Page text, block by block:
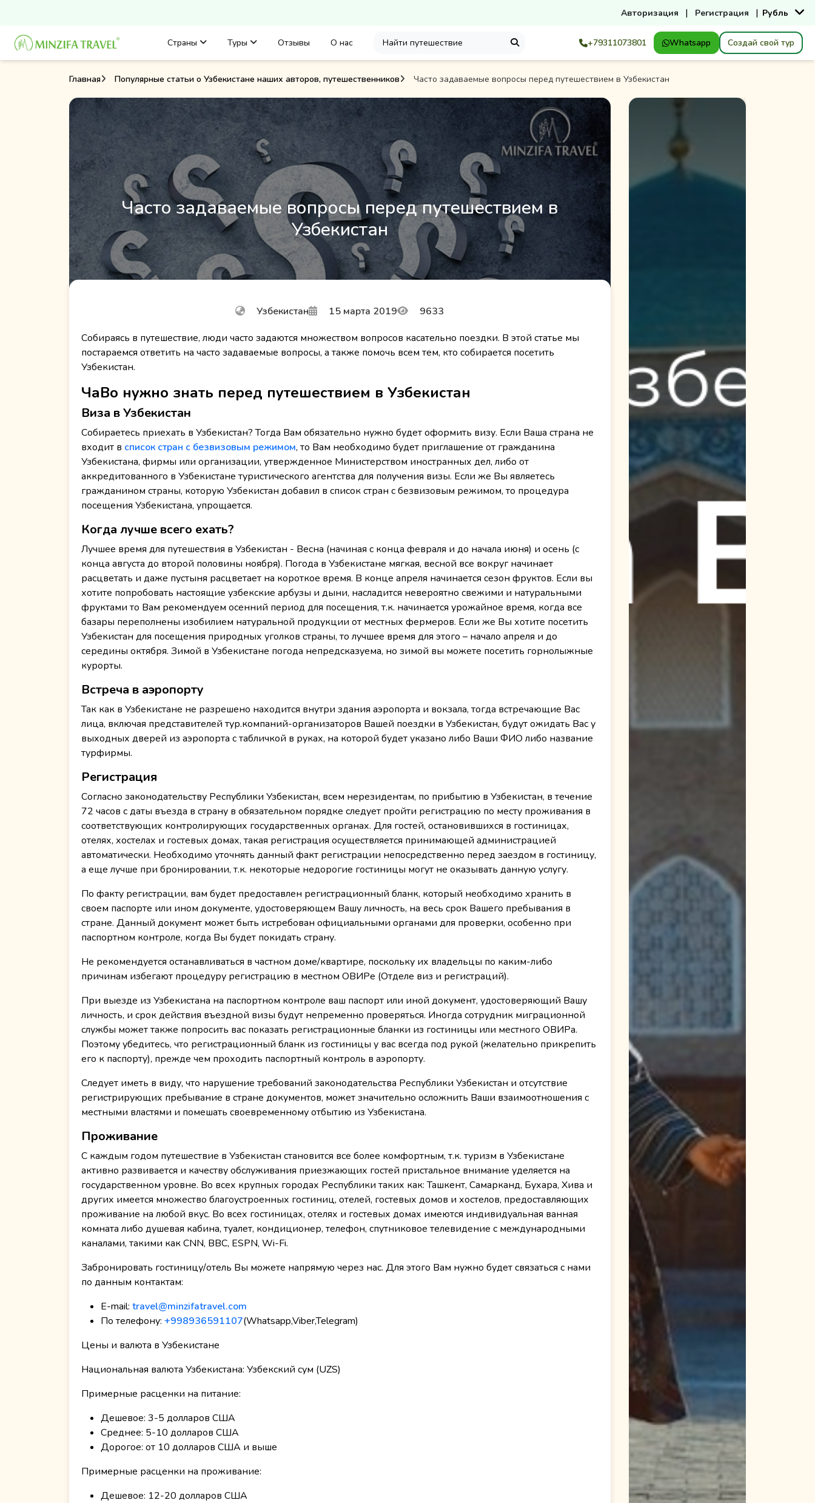
Авторизация | Регистрация | Рубль
Страны Туры Отзывы О нас +79311073801 Whatsapp Создай свой тур
Главная Популярные статьи о Узбекистане наших авторов, путешественников Часто задаваемые вопросы перед путешествием в Узбекистан
Часто задаваемые вопросы перед путешествием в
Узбекистан
Узбекистан 15 марта 2019
9633
Собираясь в путешествие, люди часто задаются множеством вопросов касательно поездки. В этой статье мы
постараемся ответить на часто задаваемые вопросы, а также помочь всем тем, кто собирается посетить
Узбекистан.
ЧаВо нужно знать перед путешествием в Узбекистан
Виза в Узбекистан
Собираетесь приехать в Узбекистан? Тогда Вам обязательно нужно будет оформить визу. Если Ваша страна не
входит в список стран с безвизовым режимом, то Вам необходимо будет приглашение от гражданина
Узбекистана, фирмы или организации, утвержденное Министерством иностранных дел, либо от
аккредитованного в Узбекистане туристического агентства для получения визы. Если же Вы являетесь
гражданином страны, которую Узбекистан добавил в список стран с безвизовым режимом, то процедура
посещения Узбекистана, упрощается.
Когда лучше всего ехать?
Лучшее время для путешествия в Узбекистан - Весна (начиная с конца февраля и до начала июня) и осень (с
конца августа до второй половины ноября). Погода в Узбекистане мягкая, весной все вокруг начинает
расцветать и даже пустыня расцветает на короткое время. В конце апреля начинается сезон фруктов. Если вы
хотите попробовать настоящие узбекские арбузы и дыни, насладится невероятно свежими и натуральными
фруктами то Вам рекомендуем осенний период для посещения, т.к. начинается урожайное время, когда все
базары переполнены изобилием натуральной продукции от местных фермеров. Если же Вы хотите посетить
Узбекистан для посещения природных уголков страны, то лучшее время для этого – начало апреля и до
середины октября. Зимой в Узбекистане погода непредсказуема, но зимой вы можете посетить горнолыжные
курорты.
Встреча в аэропорту
Так как в Узбекистане не разрешено находится внутри здания аэропорта и вокзала, тогда встречающие Вас
лица, включая представителей тур.компаний-организаторов Вашей поездки в Узбекистан, будут ожидать Вас у
выходных дверей из аэропорта с табличкой в руках, на которой будет указано либо Ваши ФИО либо название
турфирмы.
Регистрация
Согласно законодательству Республики Узбекистан, всем нерезидентам, по прибытию в Узбекистан, в течение
72 часов с даты въезда в страну в обязательном порядке следует пройти регистрацию по месту проживания в
соответствующих контролирующих государственных органах. Для гостей, остановившихся в гостиницах,
отелях, хостелах и гостевых домах, такая регистрация осуществляется принимающей администрацией
автоматически. Необходимо уточнять данный факт регистрации непосредственно перед заездом в гостиницу,
а еще лучше при бронировании, т.к. некоторые недорогие гостиницы могут не оказывать данную услугу.
По факту регистрации, вам будет предоставлен регистрационный бланк, который необходимо хранить в
своем паспорте или ином документе, удостоверяющем Вашу личность, на весь срок Вашего пребывания в
стране. Данный документ может быть истребован официальными органами для проверки, особенно при
паспортном контроле, когда Вы будет покидать страну.
Не рекомендуется останавливаться в частном доме/квартире, поскольку их владельцы по каким-либо
причинам избегают процедуру регистрацию в местном ОВИРе (Отделе виз и регистраций).
При выезде из Узбекистана на паспортном контроле ваш паспорт или иной документ, удостоверяющий Вашу
личность, и срок действия въездной визы будут непременно проверяться. Иногда сотрудник миграционной
службы может также попросить вас показать регистрационные бланки из гостиницы или местного ОВИРа.
Поэтому убедитесь, что регистрационный бланк из гостиницы у вас всегда под рукой (желательно прикрепить
его к паспорту), прежде чем проходить паспортный контроль в аэропорту.
Следует иметь в виду, что нарушение требований законодательства Республики Узбекистан и отсутствие
регистрирующих пребывание в стране документов, может значительно осложнить Ваши взаимоотношения с
местными властями и помешать своевременному отбытию из Узбекистана.
Проживание
С каждым годом путешествие в Узбекистан становится все более комфортным, т.к. туризм в Узбекистане
активно развивается и качеству обслуживания приезжающих гостей пристальное внимание уделяется на
государственном уровне. Во всех крупных городах Республики таких как: Ташкент, Самарканд, Бухара, Хива и
других имеется множество благоустроенных гостиниц, отелей, гостевых домов и хостелов, предоставляющих
проживание на любой вкус. Во всех гостиницах, отелях и гостевых домах имеются индивидуальная ванная
комната либо душевая кабина, туалет, кондиционер, телефон, спутниковое телевидение с международными
каналами, такими как CNN, BBC, ESPN, Wi-Fi.
Забронировать гостиницу/отель Вы можете напрямую через нас. Для этого Вам нужно будет связаться с нами
по данным контактам:
E-mail: travel@minzifatravel.com
По телефону: +998936591107(Whatsapp,Viber,Telegram)
Цены и валюта в Узбекистане
Национальная валюта Узбекистана: Узбекский сум (UZS)
Примерные расценки на питание:
Дешевое: 3-5 долларов США
Среднее: 5-10 долларов США
Дорогое: от 10 долларов США и выше
Примерные расценки на проживание:
Дешевое: 12-20 долларов США